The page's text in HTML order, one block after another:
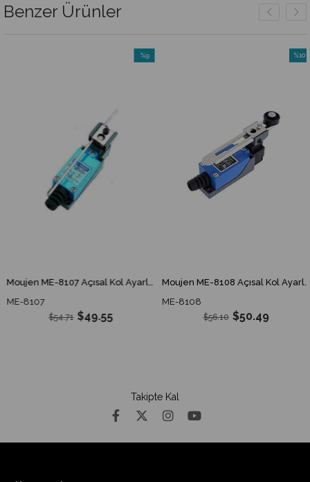
Benzer Ürünler
Moujen ME-8107 Açısal Kol Ayarlı Çubuk Limit Switch ME 8107 ME8107
ME-8107
$49.55
$54.71
%9
Moujen ME-8108 Açısal Kol Ayarlı Plastik Makaralı Limit Switch ME 8108 ME8108
ME-8108
$50.49
$56.10
%10
Takipte Kal